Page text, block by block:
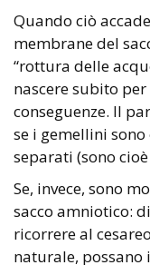
Quando ciò
membrane del
“rottura delle
nascere subito per
conseguenze. Il
se i gemellini
separati (sono
Se, invece, sono
sacco amniotico:
ricorrere al
naturale, possano